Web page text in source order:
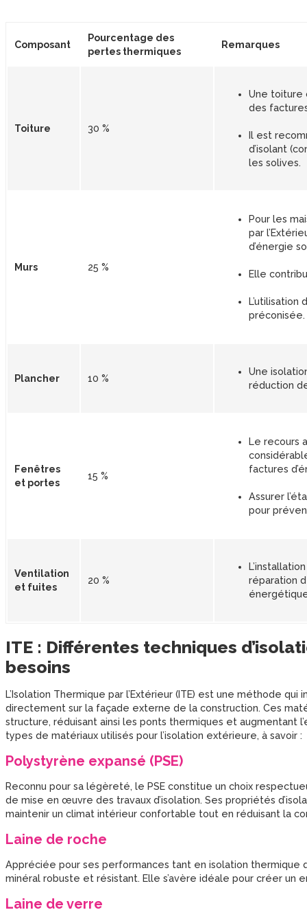
Composant
Pourcentage des
pertes thermiques
Remarques
Toiture 30 %
Une toiture
des
Il est
d’isolant
les solives.
Murs 25 %
Pour les
par
d’énergie
Elle
préconisée.
Plancher 10 %
Une
réduction
Fenêtres
et portes
15 %
Le recours
factures
Assurer
pour
Ventilation
et fuites
20 %
réparation
ITE : Différentes techniques
besoins
L’Isolation Thermique par l’Extérieur (ITE) est une méthode
directement sur la façade externe de la construction. Ces
structure, réduisant ainsi les ponts thermiques et augmentant
types de matériaux utilisés pour l’isolation extérieure, à savoir :
Polystyrène expansé (PSE)
Reconnu pour sa légèreté, le PSE constitue un choix
de mise en œuvre des travaux d’isolation. Ses propriétés
maintenir un climat intérieur confortable tout en réduisant la
Laine de roche
Appréciée pour ses performances tant en isolation thermique
minéral robuste et résistant. Elle s’avère idéale pour créer
Laine de verre